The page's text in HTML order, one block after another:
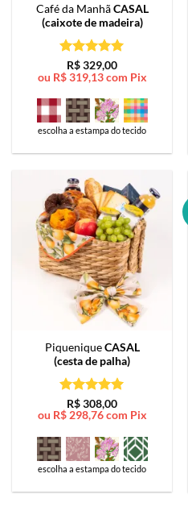
Café da ManhãCASAL
(caixote de madeira)
Avaliação5
de 5
R$329,00
ou R$319,13 com Pix
escolha a estampa do tecido
PiqueniqueCASAL
(cesta de palha)
Avaliação5
de 5
R$308,00
ou R$298,76 com Pix
escolha a estampa do tecido